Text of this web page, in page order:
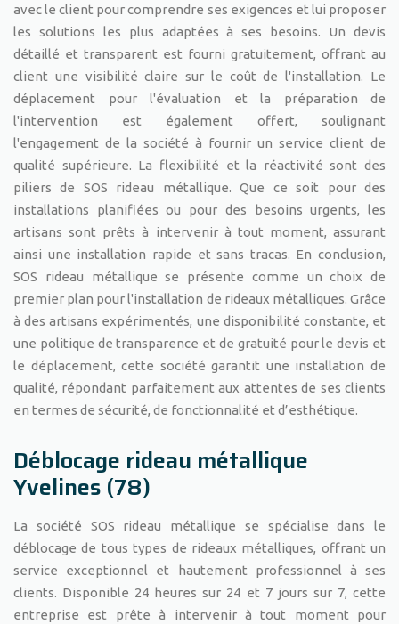
avec le client pour comprendre ses exigences et lui proposer
les solutions les plus adaptées à ses besoins. Un devis
détaillé et transparent est fourni gratuitement, offrant au
client une visibilité claire sur le coût de l'installation. Le
déplacement pour l'évaluation et la préparation de
l'intervention est également offert, soulignant
l'engagement de la société à fournir un service client de
qualité supérieure. La flexibilité et la réactivité sont des
piliers de SOS rideau métallique. Que ce soit pour des
installations planifiées ou pour des besoins urgents, les
artisans sont prêts à intervenir à tout moment, assurant
ainsi une installation rapide et sans tracas. En conclusion,
SOS rideau métallique se présente comme un choix de
premier plan pour l'installation de rideaux métalliques. Grâce
à des artisans expérimentés, une disponibilité constante, et
une politique de transparence et de gratuité pour le devis et
le déplacement, cette société garantit une installation de
qualité, répondant parfaitement aux attentes de ses clients
en termes de sécurité, de fonctionnalité et d’esthétique.
Déblocage rideau métallique
Yvelines (78)
La société SOS rideau métallique se spécialise dans le
déblocage de tous types de rideaux métalliques, offrant un
service exceptionnel et hautement professionnel à ses
clients. Disponible 24 heures sur 24 et 7 jours sur 7, cette
entreprise est prête à intervenir à tout moment pour